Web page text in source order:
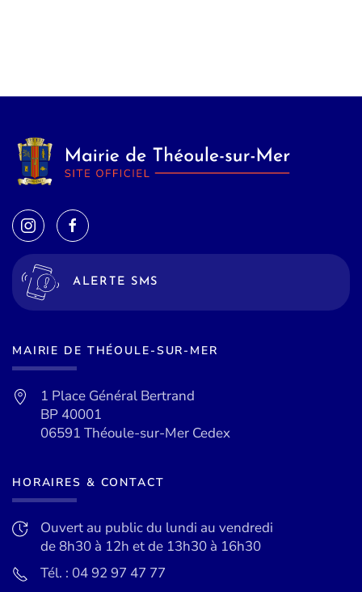
ALERTE SMS
MAIRIE DE THÉOULE-SUR-MER
1 Place Général Bertrand
BP 40001
06591 Théoule-sur-Mer Cedex
HORAIRES & CONTACT
Ouvert au public du lundi au vendredi
de 8h30 à 12h et de 13h30 à 16h30
Tél. : 04 92 97 47 77